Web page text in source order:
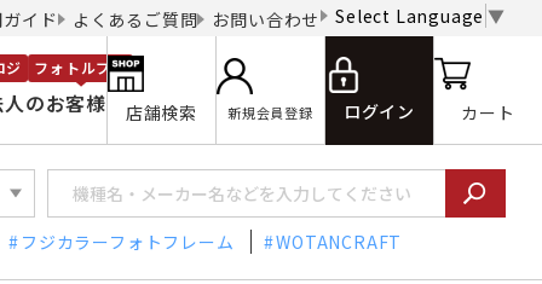
イド よくあるご質問 お問い合わせ Select Language ▼
のお客様
ジ フォトルプロ
店舗検索 新規会員登録 ログイン カート
フジカラーフォトフレーム WOTANCRAFT